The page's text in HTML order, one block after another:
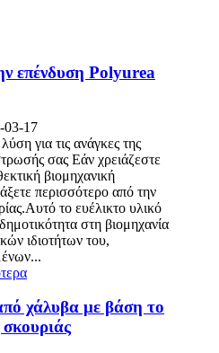
επένδυση Polyurea
03-17
για τις ανάγκες της
σας Εάν χρειάζεστε
βιομηχανική
περισσότερο από την
το ευέλικτο υλικό
στη βιομηχανία
ιδιοτήτων του,
χάλυβα με βάση το